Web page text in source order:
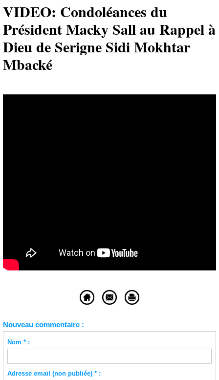
VIDEO: Condoléances du
Président Macky Sall au Rappel à
Dieu de Serigne Sidi Mokhtar
Mbacké
Nouveau commentaire :
Nom * :
Adresse email (non publiée) * :